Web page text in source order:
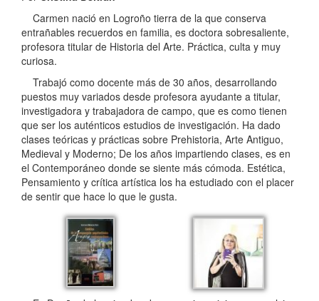
Carmen nació en Logroño tierra de la que conserva
entrañables recuerdos en familia, es doctora sobresaliente,
profesora titular de Historia del Arte. Práctica, culta y muy
curiosa.
Trabajó como docente más de 30 años, desarrollando
puestos muy variados desde profesora ayudante a titular,
investigadora y trabajadora de campo, que es como tienen
que ser los auténticos estudios de investigación. Ha dado
clases teóricas y prácticas sobre Prehistoria, Arte Antiguo,
Medieval y Moderno; De los años impartiendo clases, es en
el Contemporáneo donde se siente más cómoda. Estética,
Pensamiento y crítica artística los ha estudiado con el placer
de sentir que hace lo que le gusta.